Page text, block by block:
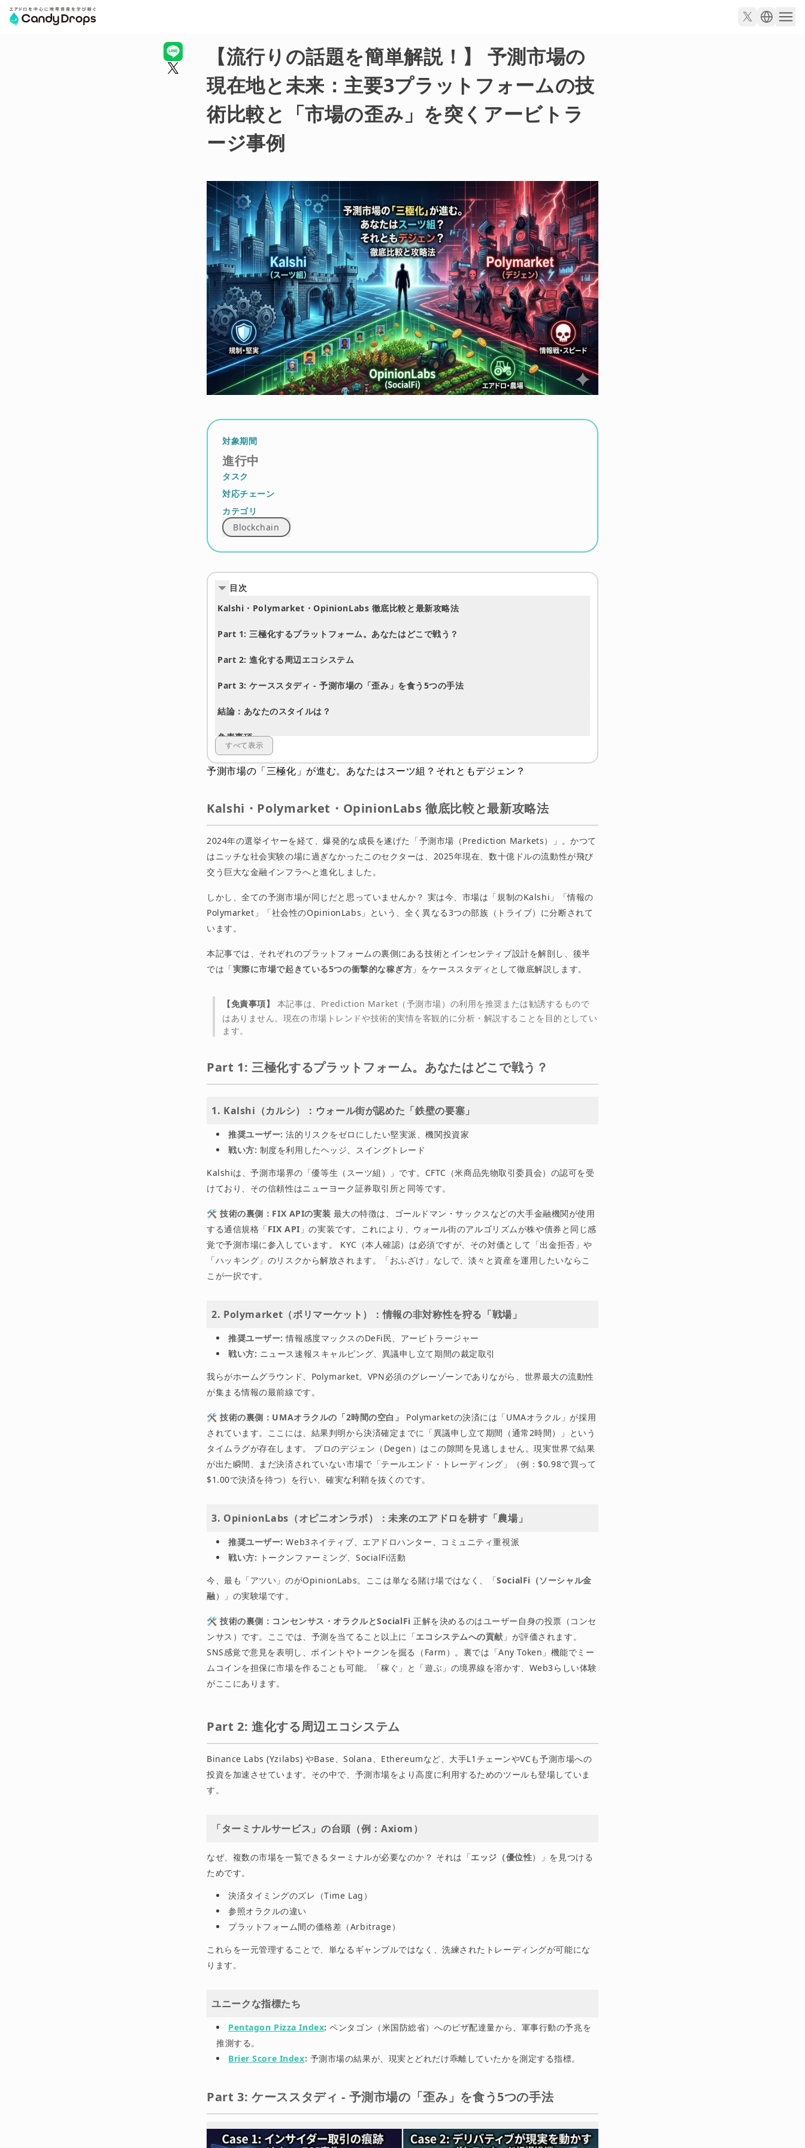
【流行りの話題を簡単解説！】 予測市場の
現在地と未来：主要3プラットフォームの技
術比較と「市場の歪み」を突くアービトラ
ージ事例
対象期間
進行中
タスク
対応チェーン
カテゴリ
Blockchain
目次
Kalshi・Polymarket・OpinionLabs 徹底比較と最新攻略法
Part 1: 三極化するプラットフォーム。あなたはどこで戦う？
Part 2: 進化する周辺エコシステム
Part 3: ケーススタディ - 予測市場の「歪み」を食う5つの手法
結論：あなたのスタイルは？
免責事項
すべて表示
予測市場の「三極化」が進む。あなたはスーツ組？それともデジェン？
Kalshi・Polymarket・OpinionLabs 徹底比較と最新攻略法
2024年の選挙イヤーを経て、爆発的な成長を遂げた「予測市場（Prediction Markets）」。かつて
はニッチな社会実験の場に過ぎなかったこのセクターは、2025年現在、数十億ドルの流動性が飛び
交う巨大な金融インフラへと進化しました。
しかし、全ての予測市場が同じだと思っていませんか？ 実は今、市場は「規制のKalshi」「情報の
Polymarket」「社会性のOpinionLabs」という、全く異なる3つの部族（トライブ）に分断されて
います。
本記事では、それぞれのプラットフォームの裏側にある技術とインセンティブ設計を解剖し、後半
では「実際に市場で起きている5つの衝撃的な稼ぎ方 」をケーススタディとして徹底解説します。
【免責事項】
本記事は、Prediction Market（予測市場）の利用を推奨または勧誘するもので
はありません。現在の市場トレンドや技術的実情を客観的に分析・解説することを目的としてい
ます。
Part 1: 三極化するプラットフォーム。あなたはどこで戦う？
1. Kalshi（カルシ）：ウォール街が認めた「鉄壁の要塞」
推奨ユーザー: 法的リスクをゼロにしたい堅実派、機関投資家
戦い方: 制度を利用したヘッジ、スイングトレード
Kalshiは、予測市場界の「優等生（スーツ組）」です。CFTC（米商品先物取引委員会）の認可を受
けており、その信頼性はニューヨーク証券取引所と同等です。
🛠 技術の裏側：FIX APIの実装 最大の特徴は、ゴールドマン・サックスなどの大手金融機関が使用
する通信規格「FIX API 」の実装です。これにより、ウォール街のアルゴリズムが株や債券と同じ感
覚で予測市場に参入しています。 KYC（本人確認）は必須ですが、その対価として「出金拒否」や
「ハッキング」のリスクから解放されます。「おふざけ」なしで、淡々と資産を運用したいならこ
こが一択です。
2. Polymarket（ポリマーケット）：情報の非対称性を狩る「戦場」
推奨ユーザー: 情報感度マックスのDeFi民、アービトラージャー
戦い方: ニュース速報スキャルピング、異議申し立て期間の裁定取引
我らがホームグラウンド、Polymarket。VPN必須のグレーゾーンでありながら、世界最大の流動性
が集まる情報の最前線です。
🛠 技術の裏側：UMAオラクルの「2時間の空白」
Polymarketの決済には「UMAオラクル」が採用
されています。ここには、結果判明から決済確定までに「異議申し立て期間（通常2時間）」という
タイムラグが存在します。 プロのデジェン（Degen）はこの隙間を見逃しません。現実世界で結果
が出た瞬間、まだ決済されていない市場で「テールエンド・トレーディング」（例：$0.98で買って
$1.00で決済を待つ）を行い、確実な利鞘を抜くのです。
3. OpinionLabs（オピニオンラボ）：未来のエアドロを耕す「農場」
推奨ユーザー: Web3ネイティブ、エアドロハンター、コミュニティ重視派
戦い方: トークンファーミング、SocialFi活動
今、最も「アツい」のがOpinionLabs。ここは単なる賭け場ではなく、「SocialFi（ソーシャル金
融）」の実験場です。
🛠 技術の裏側：コンセンサス・オラクルとSocialFi 正解を決めるのはユーザー自身の投票（コンセ
ンサス）です。ここでは、予測を当てること以上に「エコシステムへの貢献 」が評価されます。
SNS感覚で意見を表明し、ポイントやトークンを掘る（Farm）。裏では「Any Token」機能でミー
ムコインを担保に市場を作ることも可能。「稼ぐ」と「遊ぶ」の境界線を溶かす、Web3らしい体験
がここにあります。
Part 2: 進化する周辺エコシステム
Binance Labs (Yzilabs) やBase、Solana、Ethereumなど、大手L1チェーンやVCも予測市場への
投資を加速させています。その中で、予測市場をより高度に利用するためのツールも登場していま
す。
「ターミナルサービス」の台頭（例：Axiom）
なぜ、複数の市場を一覧できるターミナルが必要なのか？ それは「エッジ（優位性）」を見つける
ためです。
決済タイミングのズレ（Time Lag）
参照オラクルの違い
プラットフォーム間の価格差（Arbitrage）
これらを一元管理することで、単なるギャンブルではなく、洗練されたトレーディングが可能にな
ります。
ユニークな指標たち
Pentagon Pizza Index: ペンタゴン（米国防総省）へのピザ配達量から、軍事行動の予兆を
推測する。
Brier Score Index: 予測市場の結果が、現実とどれだけ乖離していたかを測定する指標。
Part 3: ケーススタディ - 予測市場の「歪み」を食う5つの手法